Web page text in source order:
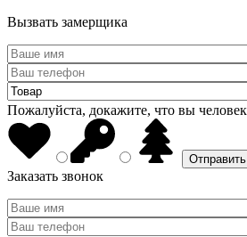
Вызвать замерщика
Пожалуйста, докажите, что вы
Заказать звонок